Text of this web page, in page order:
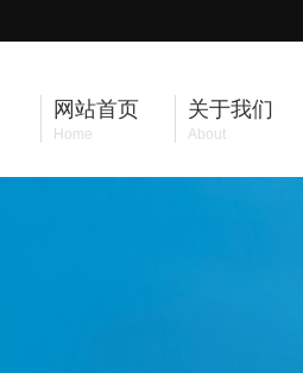
网站首页
Home
关于我们
About